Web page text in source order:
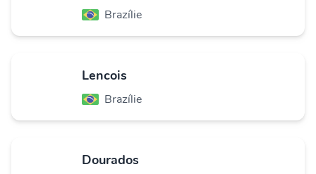
Brazílie
Lencois
Brazílie
Dourados